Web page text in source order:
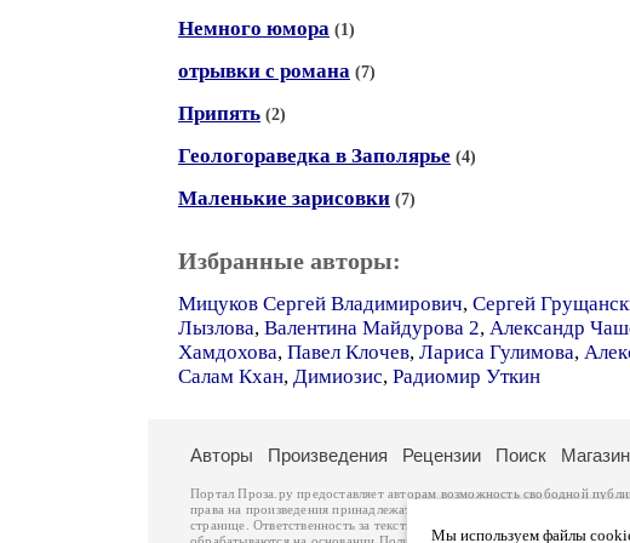
Немного юмора (1)
отрывки с романа (7)
Припять (2)
Геологораведка в Заполярье (4)
Маленькие зарисовки (7)
Избранные авторы:
Мицуков Сергей Владимирович, Сергей
Лызлова, Валентина Майдурова 2, Александр
Хамдохова, Павел Клочев, Лариса Гулимова,
Салам Кхан, Димиозис, Радиомир Уткин
Мы используем файлы
Авторы Произведения Рецензии Поиск Магазин
Портал Проза.ру предоставляет авторам возможность свободной
права на произведения принадлежат авторам и охраняются
.
странице. Ответственность за тексты произведений авторы несут